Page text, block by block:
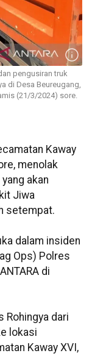
pengusiran truk
di Desa Beureugang,
(21/3/2024) sore.
Kaway
menolak
akan
Jiwa
setempat.
dalam insiden
Ops) Polres
di
Rohingya dari
lokasi
Kaway XVI,